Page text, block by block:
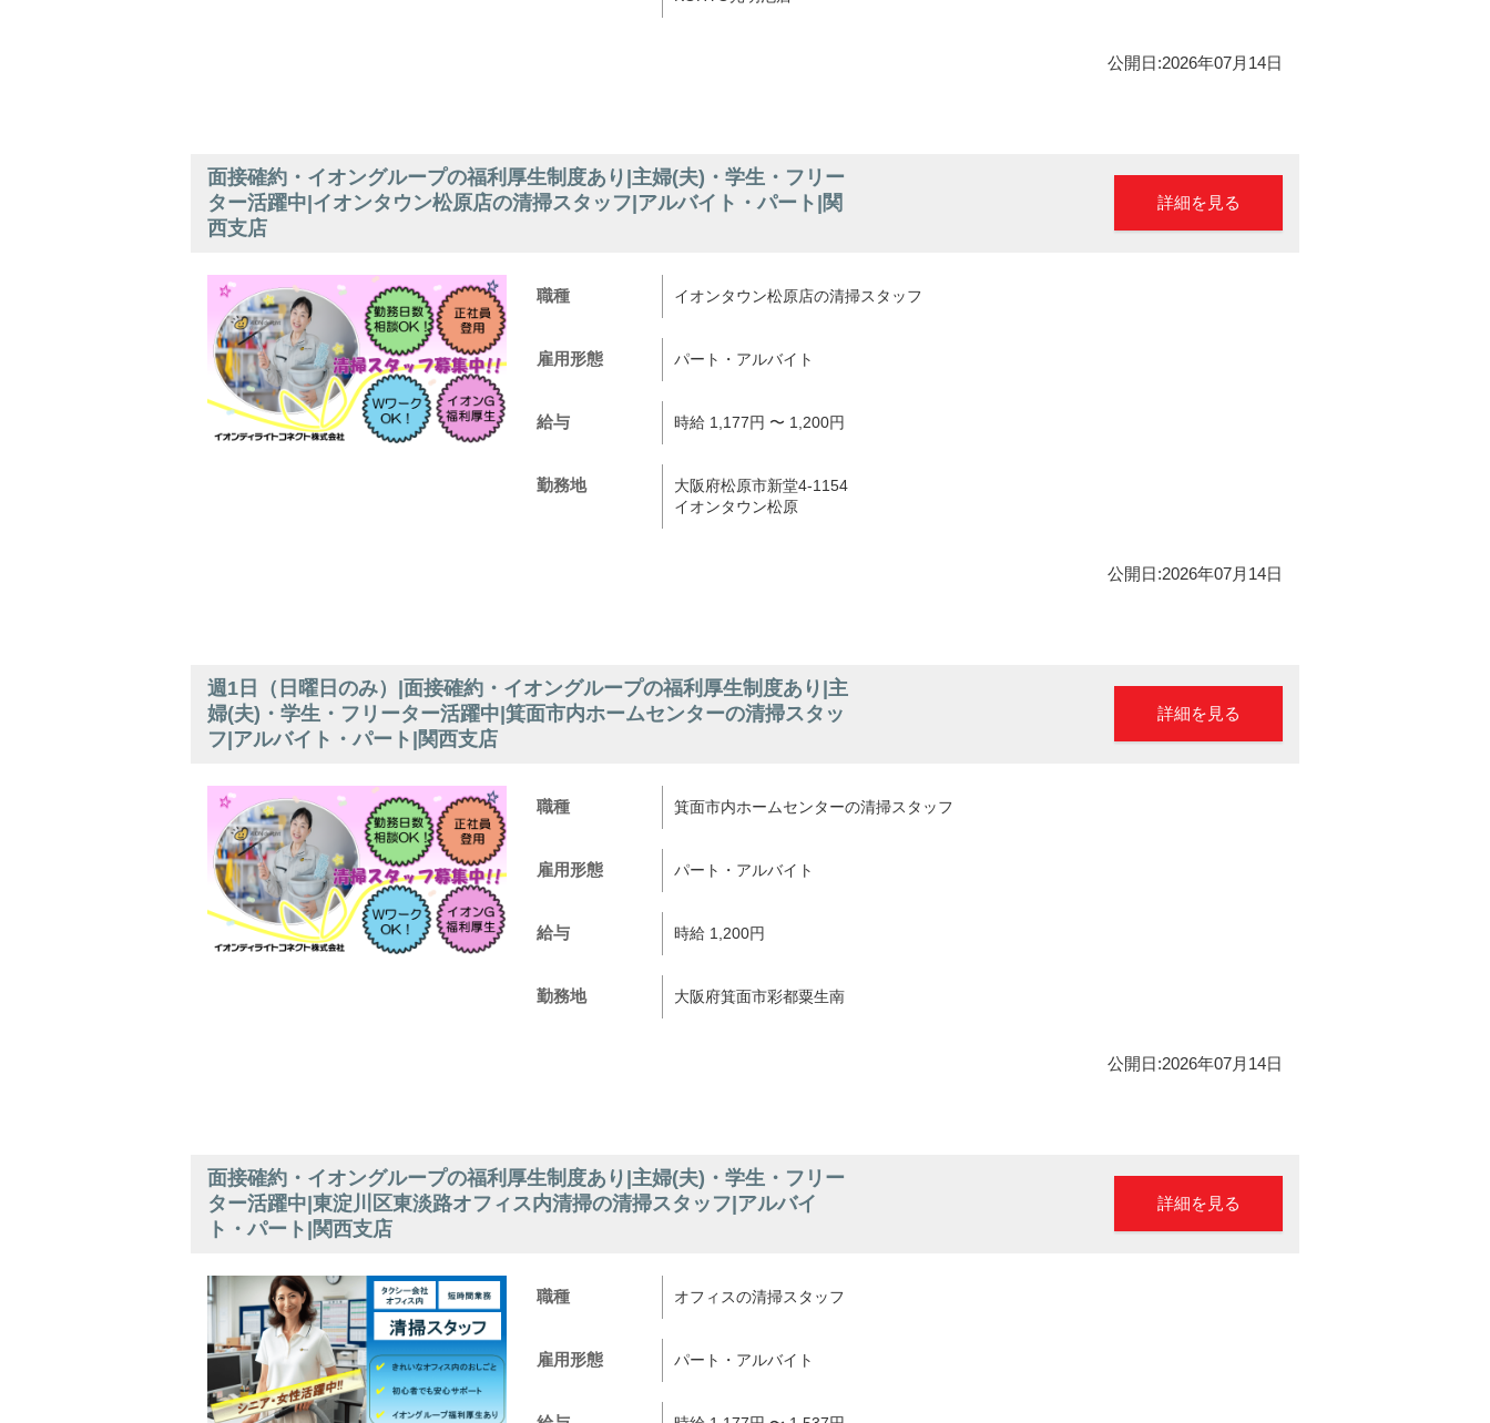
公開日:2026年07月14日
面接確約・イオングループの福利厚生制度あり|主婦(夫)・学生・フリー
ター活躍中|イオンタウン松原店の清掃スタッフ|アルバイト・パート|関
西支店
詳細を見る
職種 イオンタウン松原店の清掃スタッフ
雇用形態 パート・アルバイト
給与 時給 1,177円 〜 1,200円
勤務地
大阪府松原市新堂4-1154
イオンタウン松原
公開日:2026年07月14日
週1日（日曜日のみ）|面接確約・イオングループの福利厚生制度あり|主
婦(夫)・学生・フリーター活躍中|箕面市内ホームセンターの清掃スタッ
フ|アルバイト・パート|関西支店
詳細を見る
職種 箕面市内ホームセンターの清掃スタッフ
雇用形態 パート・アルバイト
給与 時給 1,200円
勤務地 大阪府箕面市彩都粟生南
公開日:2026年07月14日
面接確約・イオングループの福利厚生制度あり|主婦(夫)・学生・フリー
ター活躍中|東淀川区東淡路オフィス内清掃の清掃スタッフ|アルバイ
ト・パート|関西支店
詳細を見る
職種 オフィスの清掃スタッフ
雇用形態 パート・アルバイト